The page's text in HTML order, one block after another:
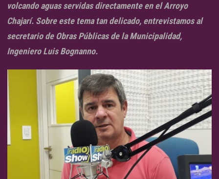
volcando aguas servidas directamente en el Arroyo
Chajarí. Sobre este tema tan delicado, entrevistamos al
secretario de Obras Públicas de la Municipalidad,
Ingeniero Luis Bognanno.